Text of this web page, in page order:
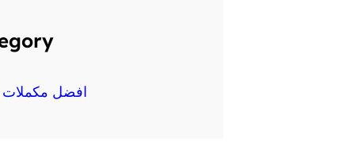
افضل مكملات